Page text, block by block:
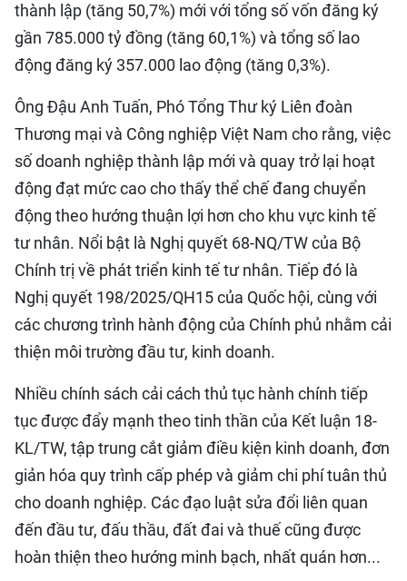
thành lập (tăng 50,7%) mới với tổng số vốn đăng ký
gần 785.000 tỷ đồng (tăng 60,1%) và tổng số lao
động đăng ký 357.000 lao động (tăng 0,3%).
Ông Đậu Anh Tuấn, Phó Tổng Thư ký Liên đoàn
Thương mại và Công nghiệp Việt Nam cho rằng, việc
số doanh nghiệp thành lập mới và quay trở lại hoạt
động đạt mức cao cho thấy thể chế đang chuyển
động theo hướng thuận lợi hơn cho khu vực kinh tế
tư nhân. Nổi bật là Nghị quyết 68-NQ/TW của Bộ
Chính trị về phát triển kinh tế tư nhân. Tiếp đó là
Nghị quyết 198/2025/QH15 của Quốc hội, cùng với
các chương trình hành động của Chính phủ nhằm cải
thiện môi trường đầu tư, kinh doanh.
Nhiều chính sách cải cách thủ tục hành chính tiếp
tục được đẩy mạnh theo tinh thần của Kết luận 18-
KL/TW, tập trung cắt giảm điều kiện kinh doanh, đơn
giản hóa quy trình cấp phép và giảm chi phí tuân thủ
cho doanh nghiệp. Các đạo luật sửa đổi liên quan
đến đầu tư, đấu thầu, đất đai và thuế cũng được
hoàn thiện theo hướng minh bạch, nhất quán hơn...